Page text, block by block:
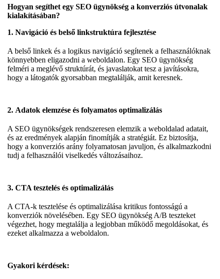
Hogyan segíthet egy SEO ügynökség a konverziós útvonalak
kialakításában?
1. Navigáció és belső linkstruktúra fejlesztése
A belső linkek és a logikus navigáció segítenek a felhasználóknak
könnyebben eligazodni a weboldalon. Egy SEO ügynökség
felméri a meglévő struktúrát, és javaslatokat tesz a javításokra,
hogy a látogatók gyorsabban megtalálják, amit keresnek.
2. Adatok elemzése és folyamatos optimalizálás
A SEO ügynökségek rendszeresen elemzik a weboldalad adatait,
és az eredmények alapján finomítják a stratégiát. Ez biztosítja,
hogy a konverziós arány folyamatosan javuljon, és alkalmazkodni
tudj a felhasználói viselkedés változásaihoz.
3. CTA tesztelés és optimalizálás
A CTA-k tesztelése és optimalizálása kritikus fontosságú a
konverziók növelésében. Egy SEO ügynökség A/B teszteket
végezhet, hogy megtalálja a legjobban működő megoldásokat, és
ezeket alkalmazza a weboldalon.
Gyakori kérdések: